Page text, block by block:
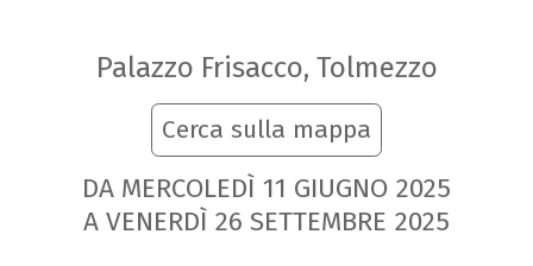
Palazzo Frisacco, Tolmezzo
Cerca sulla mappa
DA MERCOLEDÌ 11 GIUGNO 2025
A VENERDÌ 26 SETTEMBRE 2025